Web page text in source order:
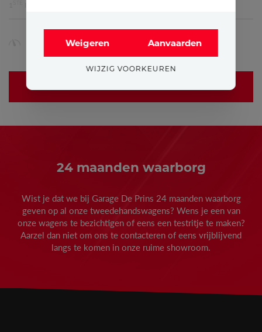
KILOMETERS BRANDSTOF TRANSMISSIE
24 maanden waarborg
Wist je dat we bij Garage De Prins 24 maanden waarborg
geven op al onze tweedehandswagens? Wens je een van
onze wagens te bezichtigen of eens een testritje te maken?
Aarzel dan niet om ons te contacteren of eens vrijblijvend
langs te komen in onze ruime showroom.
Weigeren Aanvaarden
WIJZIG VOORKEUREN